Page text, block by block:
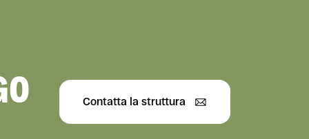
Contatta la struttura